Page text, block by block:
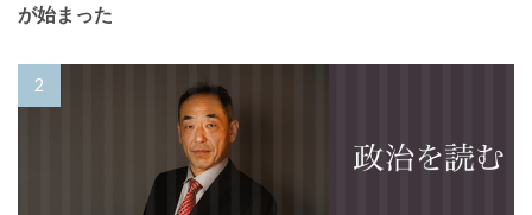
が始まった